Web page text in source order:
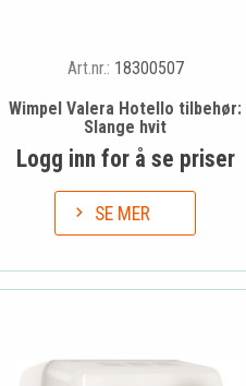
Art.nr.: 18300507
Wimpel Valera Hotello tilbehør:
Slange hvit
Logg inn for å se priser
SE MER